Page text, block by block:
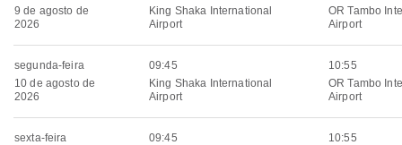
9 de agosto de
2026
King Shaka International
Airport
OR Tambo
Airport
segunda-feira
10 de agosto de
2026
09:45
King Shaka International
Airport
10:55
OR Tambo
Airport
sexta-feira
09:45
10:55